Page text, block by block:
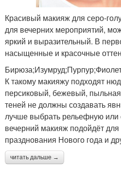
Красивый макияж для серо-
для вечерних мероприятий,
яркий и выразительный. В
насыщенные и красочные
К такому макияжу подходят
персиковый, бежевый,
теней не должны создавать
лучше выбрать рельефную или
вечерний макияж подойдёт для
празднования Нового года и
читать дальше →